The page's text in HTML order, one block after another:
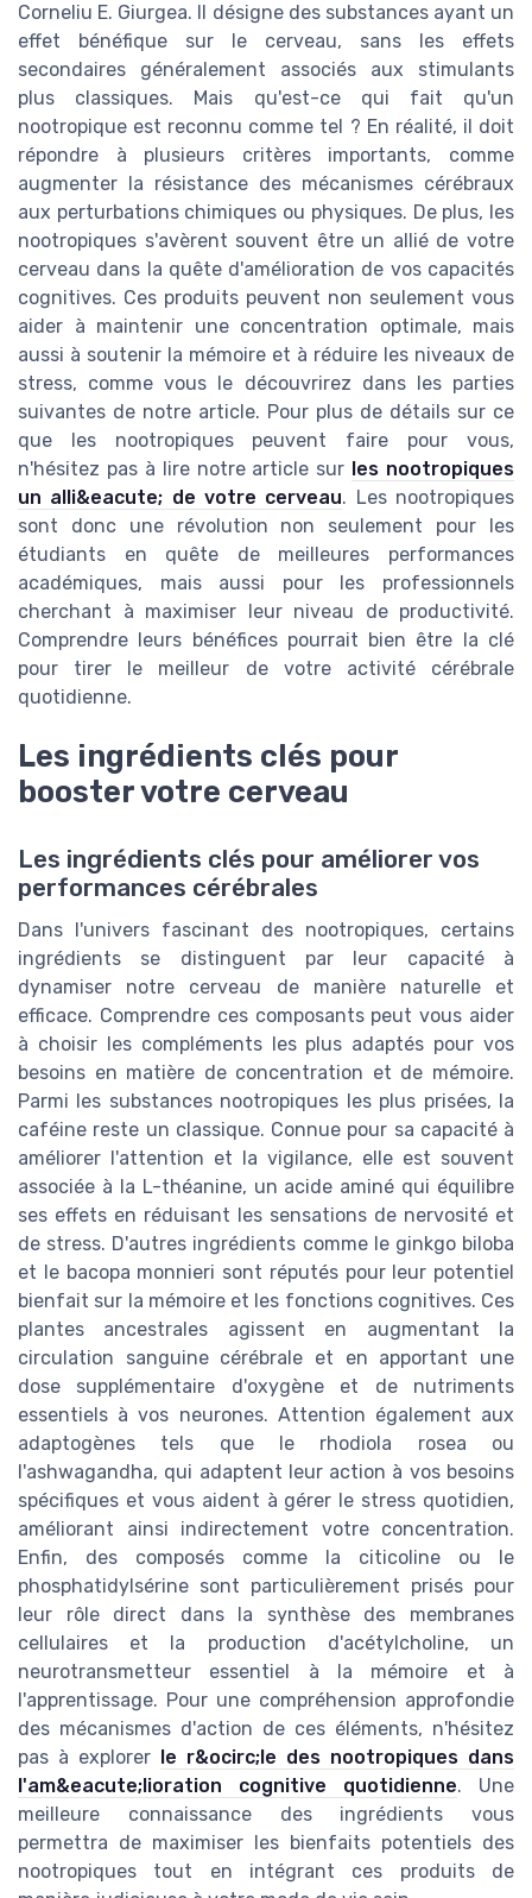
Corneliu E. Giurgea. Il désigne des substances ayant un
effet bénéfique sur le cerveau, sans les effets
secondaires généralement associés aux stimulants
plus classiques. Mais qu'est-ce qui fait qu'un
nootropique est reconnu comme tel ? En réalité, il doit
répondre à plusieurs critères importants, comme
augmenter la résistance des mécanismes cérébraux
aux perturbations chimiques ou physiques. De plus, les
nootropiques s'avèrent souvent être un allié de votre
cerveau dans la quête d'amélioration de vos capacités
cognitives. Ces produits peuvent non seulement vous
aider à maintenir une concentration optimale, mais
aussi à soutenir la mémoire et à réduire les niveaux de
stress, comme vous le découvrirez dans les parties
suivantes de notre article. Pour plus de détails sur ce
que les nootropiques peuvent faire pour vous,
n'hésitez pas à lire notre article sur les nootropiques
un alli&eacute; de votre cerveau. Les nootropiques
sont donc une révolution non seulement pour les
étudiants en quête de meilleures performances
académiques, mais aussi pour les professionnels
cherchant à maximiser leur niveau de productivité.
Comprendre leurs bénéfices pourrait bien être la clé
pour tirer le meilleur de votre activité cérébrale
quotidienne.
Les ingrédients clés pour
booster votre cerveau
Les ingrédients clés pour améliorer vos
performances cérébrales
Dans l'univers fascinant des nootropiques, certains
ingrédients se distinguent par leur capacité à
dynamiser notre cerveau de manière naturelle et
efficace. Comprendre ces composants peut vous aider
à choisir les compléments les plus adaptés pour vos
besoins en matière de concentration et de mémoire.
Parmi les substances nootropiques les plus prisées, la
caféine reste un classique. Connue pour sa capacité à
améliorer l'attention et la vigilance, elle est souvent
associée à la L-théanine, un acide aminé qui équilibre
ses effets en réduisant les sensations de nervosité et
de stress. D'autres ingrédients comme le ginkgo biloba
et le bacopa monnieri sont réputés pour leur potentiel
bienfait sur la mémoire et les fonctions cognitives. Ces
plantes ancestrales agissent en augmentant la
circulation sanguine cérébrale et en apportant une
dose supplémentaire d'oxygène et de nutriments
essentiels à vos neurones. Attention également aux
adaptogènes tels que le rhodiola rosea ou
l'ashwagandha, qui adaptent leur action à vos besoins
spécifiques et vous aident à gérer le stress quotidien,
améliorant ainsi indirectement votre concentration.
Enfin, des composés comme la citicoline ou le
phosphatidylsérine sont particulièrement prisés pour
leur rôle direct dans la synthèse des membranes
cellulaires et la production d'acétylcholine, un
neurotransmetteur essentiel à la mémoire et à
l'apprentissage. Pour une compréhension approfondie
des mécanismes d'action de ces éléments, n'hésitez
pas à explorer le r&ocirc;le des nootropiques dans
l'am&eacute;lioration cognitive quotidienne. Une
meilleure connaissance des ingrédients vous
permettra de maximiser les bienfaits potentiels des
nootropiques tout en intégrant ces produits de